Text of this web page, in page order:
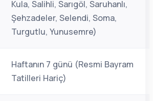
Kula, Salihli, Sarıgöl, Saruhanlı,
Şehzadeler, Selendi, Soma,
Turgutlu, Yunusemre)
Haftanın 7 günü (Resmi Bayram
Tatilleri Hariç)